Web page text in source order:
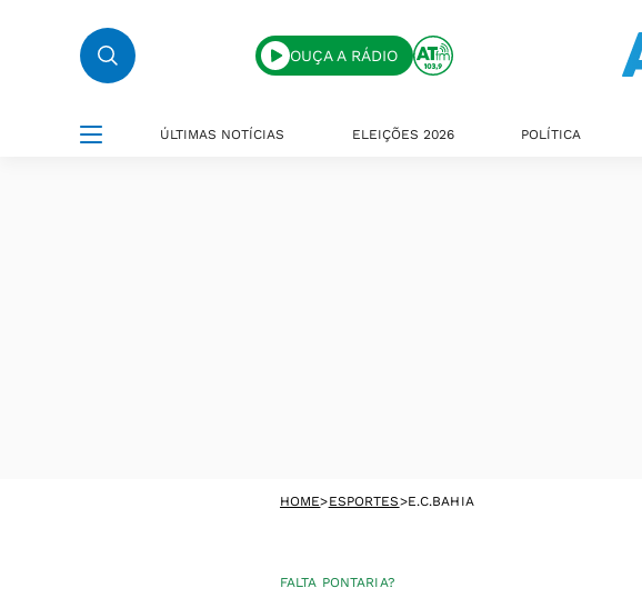
OUÇA A RÁDIO
ÚLTIMAS NOTÍCIAS ELEIÇÕES 2026 POLÍTICA
HOME>ESPORTES>E.C.BAHIA
FALTA PONTARIA?